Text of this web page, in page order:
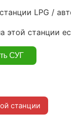
LPG /
этой станции
станции